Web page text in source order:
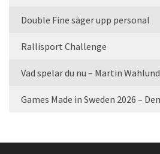
Double Fine säger upp personal
Rallisport Challenge
Vad spelar du nu – Martin Wahlund